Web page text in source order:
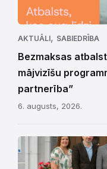
AKTUĀLI, SABIEDRĪBA
Bezmaksas
mājvizīšu
partnerība”
6. augusts, 2026.